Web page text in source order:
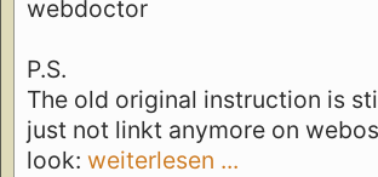
webdoctor
P.S.
The old original instruction is
just not linkt anymore on
look: weiterlesen ...